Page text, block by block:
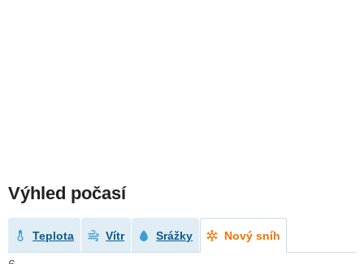
Výhled počasí
Teplota Vítr Srážky Nový sníh